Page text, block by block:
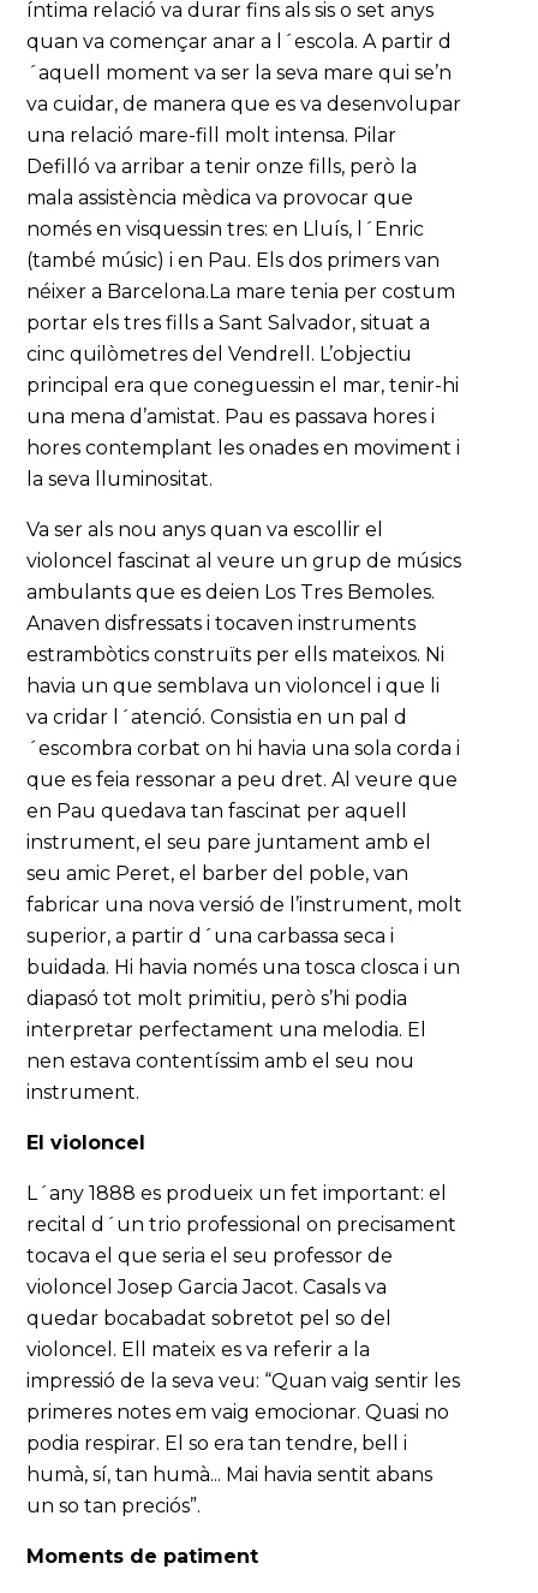
íntima relació va durar fins als sis o set anys
quan va començar anar a l´escola. A partir d
´aquell moment va ser la seva mare qui se’n
va cuidar, de manera que es va desenvolupar
una relació mare-fill molt intensa. Pilar
Defilló va arribar a tenir onze fills, però la
mala assistència mèdica va provocar que
només en visquessin tres: en Lluís, l´Enric
(també músic) i en Pau. Els dos primers van
néixer a Barcelona.La mare tenia per costum
portar els tres fills a Sant Salvador, situat a
cinc quilòmetres del Vendrell. L’objectiu
principal era que coneguessin el mar, tenir-hi
una mena d’amistat. Pau es passava hores i
hores contemplant les onades en moviment i
la seva lluminositat.
Va ser als nou anys quan va escollir el
violoncel fascinat al veure un grup de músics
ambulants que es deien Los Tres Bemoles.
Anaven disfressats i tocaven instruments
estrambòtics construïts per ells mateixos. Ni
havia un que semblava un violoncel i que li
va cridar l´atenció. Consistia en un pal d
´escombra corbat on hi havia una sola corda i
que es feia ressonar a peu dret. Al veure que
en Pau quedava tan fascinat per aquell
instrument, el seu pare juntament amb el
seu amic Peret, el barber del poble, van
fabricar una nova versió de l’instrument, molt
superior, a partir d´una carbassa seca i
buidada. Hi havia només una tosca closca i un
diapasó tot molt primitiu, però s’hi podia
interpretar perfectament una melodia. El
nen estava contentíssim amb el seu nou
instrument.
El violoncel
L´any 1888 es produeix un fet important: el
recital d´un trio professional on precisament
tocava el que seria el seu professor de
violoncel Josep Garcia Jacot. Casals va
quedar bocabadat sobretot pel so del
violoncel. Ell mateix es va referir a la
impressió de la seva veu: “Quan vaig sentir les
primeres notes em vaig emocionar. Quasi no
podia respirar. El so era tan tendre, bell i
humà, sí, tan humà... Mai havia sentit abans
un so tan preciós”.
Moments de patiment